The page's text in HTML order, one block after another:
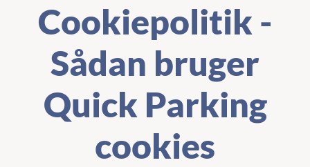
Cookiepolitik -
Sådan bruger
Quick Parking
cookies